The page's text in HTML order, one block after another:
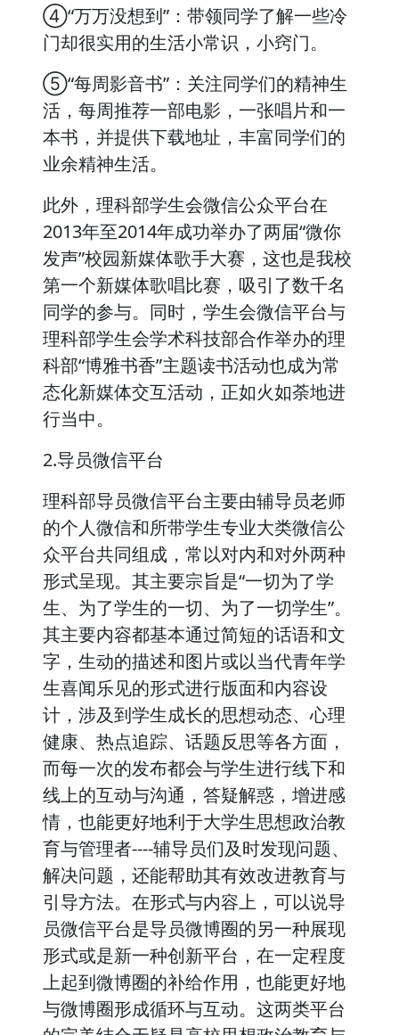
④“万万没想到”：带领同学了解一些冷
门却很实用的生活小常识，小窍门。
⑤“每周影音书”：关注同学们的精神生
活，每周推荐一部电影，一张唱片和一
本书，并提供下载地址，丰富同学们的
业余精神生活。
此外，理科部学生会微信公众平台在
2013年至2014年成功举办了两届“微你
发声”校园新媒体歌手大赛，这也是我校
第一个新媒体歌唱比赛，吸引了数千名
同学的参与。同时，学生会微信平台与
理科部学生会学术科技部合作举办的理
科部“博雅书香”主题读书活动也成为常
态化新媒体交互活动，正如火如荼地进
行当中。
2.导员微信平台
理科部导员微信平台主要由辅导员老师
的个人微信和所带学生专业大类微信公
众平台共同组成，常以对内和对外两种
形式呈现。其主要宗旨是“一切为了学
生、为了学生的一切、为了一切学生”。
其主要内容都基本通过简短的话语和文
字，生动的描述和图片或以当代青年学
生喜闻乐见的形式进行版面和内容设
计，涉及到学生成长的思想动态、心理
健康、热点追踪、话题反思等各方面，
而每一次的发布都会与学生进行线下和
线上的互动与沟通，答疑解惑，增进感
情，也能更好地利于大学生思想政治教
育与管理者----辅导员们及时发现问题、
解决问题，还能帮助其有效改进教育与
引导方法。在形式与内容上，可以说导
员微信平台是导员微博圈的另一种展现
形式或是新一种创新平台，在一定程度
上起到微博圈的补给作用，也能更好地
与微博圈形成循环与互动。这两类平台